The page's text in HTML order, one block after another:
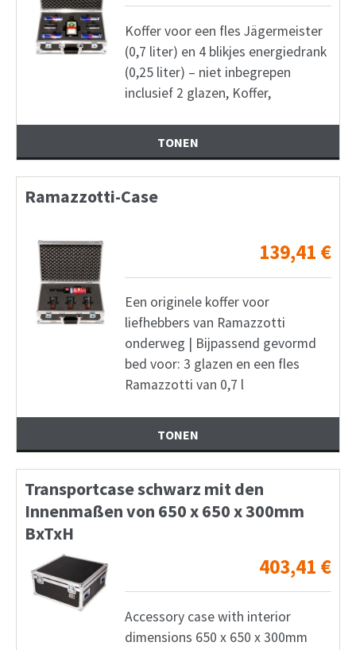
Koffer voor een fles Jägermeister
(0,7 liter) en 4 blikjes energiedrank
(0,25 liter) – niet inbegrepen
inclusief 2 glazen, Koffer,
TONEN
Ramazzotti-Case
139,41 €
Een originele koffer voor
liefhebbers van Ramazzotti
onderweg | Bijpassend gevormd
bed voor: 3 glazen en een fles
Ramazzotti van 0,7 l
TONEN
Transportcase schwarz mit den
Innenmaßen von 650 x 650 x 300mm
BxTxH
403,41 €
Accessory case with interior
dimensions 650 x 650 x 300mm